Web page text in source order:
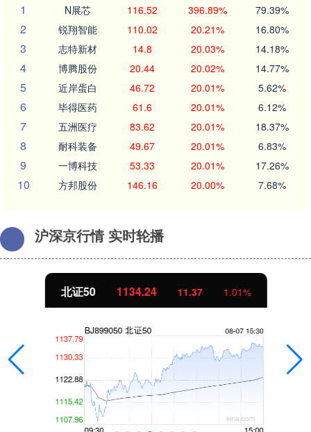
1
N展芯 116.52 396.89% 79.39%
2 锐翔智能 110.02 20.21% 16.80%
3 志特新材 14.8 20.03% 14.18%
4 博腾股份 20.44 20.02% 14.77%
5 近岸蛋白 46.72 20.01% 5.62%
6 毕得医药 61.6 20.01% 6.12%
7 五洲医疗 83.62 20.01% 18.37%
8 耐科装备 49.67 20.01% 6.83%
9 一博科技 53.33 20.01% 17.26%
10 方邦股份 146.16 20.00% 7.68%
沪深京行情 实时轮播
北证50 1134.24 11.37 1.01%